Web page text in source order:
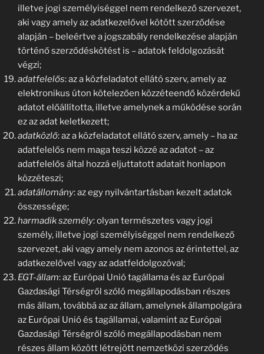
illetve jogi személyiséggel nem rendelkező szervezet,
aki vagy amely az adatkezelővel kötött szerződése
alapján – beleértve a jogszabály rendelkezése alapján
történő szerződéskötést is – adatok feldolgozását
végzi;
adatfelelős: az a közfeladatot ellátó szerv, amely az
elektronikus úton kötelezően közzéteendő közérdekű
adatot előállította, illetve amelynek a működése során
ez az adat keletkezett;
adatközlő: az a közfeladatot ellátó szerv, amely – ha az
adatfelelős nem maga teszi közzé az adatot – az
adatfelelős által hozzá eljuttatott adatait honlapon
közzéteszi;
adatállomány: az egy nyilvántartásban kezelt adatok
összessége;
harmadik személy: olyan természetes vagy jogi
személy, illetve jogi személyiséggel nem rendelkező
szervezet, aki vagy amely nem azonos az érintettel, az
adatkezelővel vagy az adatfeldolgozóval;
EGT-állam: az Európai Unió tagállama és az Európai
Gazdasági Térségről szóló megállapodásban részes
más állam, továbbá az az állam, amelynek állampolgára
az Európai Unió és tagállamai, valamint az Európai
Gazdasági Térségről szóló megállapodásban nem
részes állam között létrejött nemzetközi szerződés